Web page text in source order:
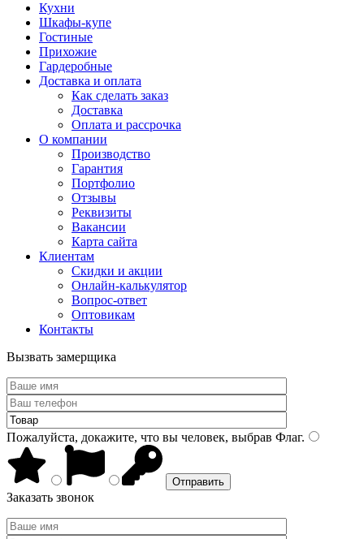
Кухни
Шкафы-купе
Гостиные
Прихожие
Гардеробные
Доставка и оплата
Как сделать заказ
Доставка
Оплата и рассрочка
О компании
Производство
Гарантия
Портфолио
Отзывы
Реквизиты
Вакансии
Карта сайта
Клиентам
Скидки и акции
Онлайн-калькулятор
Вопрос-ответ
Оптовикам
Контакты
Вызвать замерщика
Пожалуйста, докажите, что вы человек, выбрав Флаг.
Заказать звонок